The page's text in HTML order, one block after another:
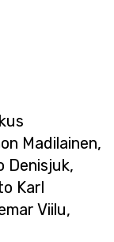
Madilainen,
Denisjuk,
Karl
Viilu,